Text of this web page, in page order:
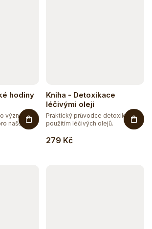
hodiny
významu
naše...
Kniha - Detoxikace
léčivými oleji
279 Kč
Praktický průvodce detoxikací s
použitím léčivých olejů.